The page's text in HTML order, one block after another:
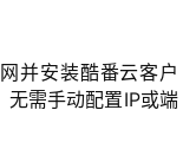
并安装酷番云客户
无需手动配置IP或端